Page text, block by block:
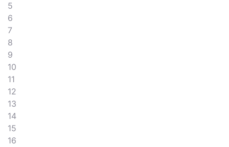
5
6
7
8
9
10
11
12
13
14
15
16